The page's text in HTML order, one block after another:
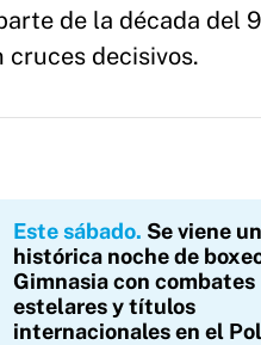
de la década del
cruces decisivos.
Este sábado Se viene
histórica noche de
Gimnasia con combates
estelares y títulos
internacionales en el